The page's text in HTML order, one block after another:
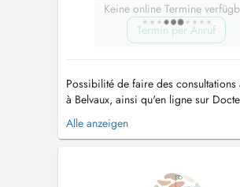
Keine online Termine
Termin per Anruf
Possibilité de faire des consultations
à Belvaux, ainsi qu'en ligne sur
vous vous rendez au cabinet, il y a
gratuites dans la rue en utilisant le
accompagnement personnalisé ...
Alle anzeigen